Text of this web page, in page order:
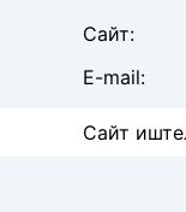
Сайт:
E-mail:
Сайт